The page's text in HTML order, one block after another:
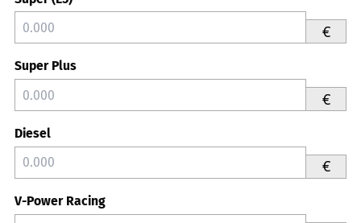
€
Super Plus
€
Diesel
€
V-Power Racing